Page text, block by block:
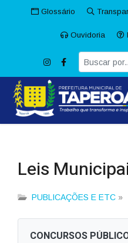
Glossário
Ouvidoria
Leis
PUBLICAÇÕES E ETC »
CONCURSOS